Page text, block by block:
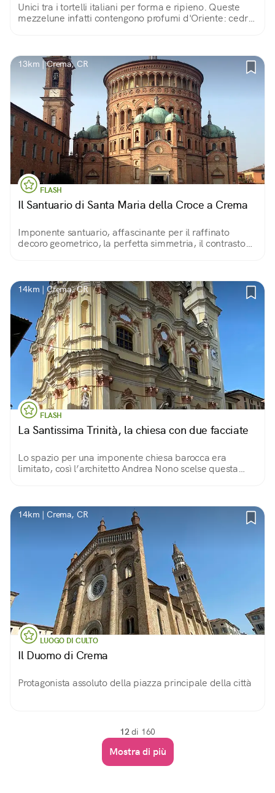
Unici tra i tortelli italiani per forma e ripieno. Queste
mezzelune infatti contengono profumi d'Oriente: cedro,
13km | Crema, CR
FLASH
Il Santuario di Santa Maria della Croce a Crema
Imponente santuario, affascinante per il raffinato
decoro geometrico, la perfetta simmetria, il contrasto
14km | Crema, CR
FLASH
La Santissima Trinità, la chiesa con due facciate
Lo spazio per una imponente chiesa barocca era
limitato, così l’architetto Andrea Nono scelse questa
14km | Crema, CR
LUOGO DI CULTO
Il Duomo di Crema
Protagonista assoluto della piazza principale della città
12di 160
Mostra di più